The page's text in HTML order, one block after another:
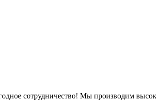
сотрудничество! Мы производим